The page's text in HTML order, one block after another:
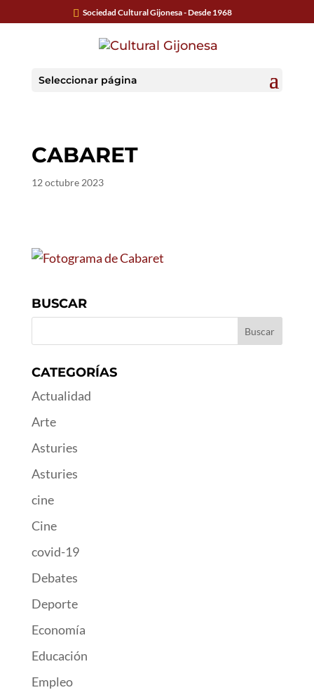
Sociedad Cultural Gijonesa - Desde 1968
Seleccionar página
CABARET
12 octubre 2023
BUSCAR
CATEGORÍAS
Actualidad
Arte
Asturies
Asturies
cine
Cine
covid-19
Debates
Deporte
Economía
Educación
Empleo